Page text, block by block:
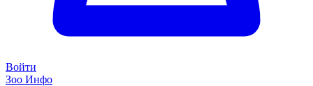
Войти
Зоо Инфо